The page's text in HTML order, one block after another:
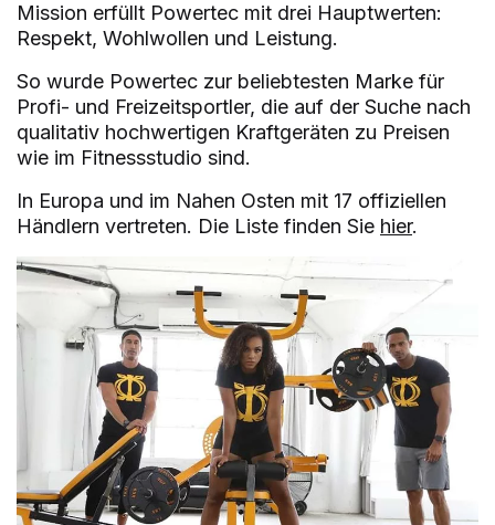
Mission erfüllt Powertec mit drei Hauptwerten:
Respekt, Wohlwollen und Leistung.
So wurde Powertec zur beliebtesten Marke für
Profi- und Freizeitsportler, die auf der Suche nach
qualitativ hochwertigen Kraftgeräten zu Preisen
wie im Fitnessstudio sind.
In Europa und im Nahen Osten mit 17 offiziellen
Händlern vertreten. Die Liste finden Sie hier.